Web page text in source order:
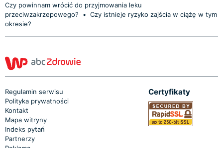
Czy powinnam wrócić do przyjmowania leku
przeciwzakrzepowego?
• Czy istnieje ryzyko zajścia w ciążę w tym
okresie?
Regulamin serwisu
Polityka prywatności
Kontakt
Mapa witryny
Indeks pytań
Partnerzy
Certyfikaty